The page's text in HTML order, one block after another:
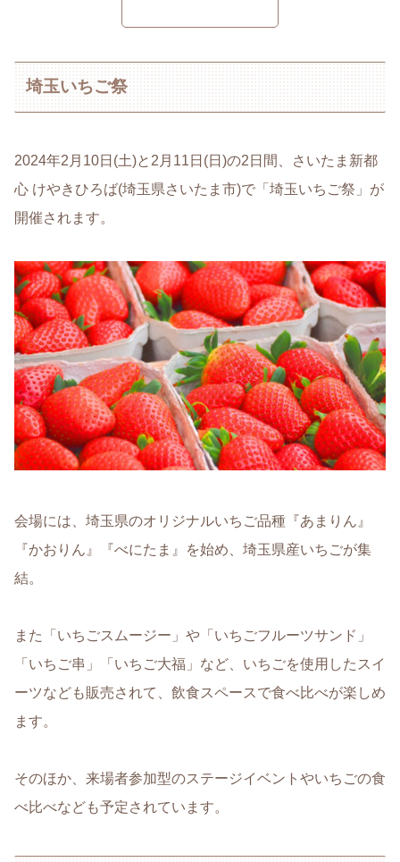
埼玉いちご祭
2024年2月10日(土)と2月11日(日)の2日間、さいたま新都
心 けやきひろば(埼玉県さいたま市)で「埼玉いちご祭」が
開催されます。
会場には、埼玉県のオリジナルいちご品種『あまりん』
『かおりん』『べにたま』を始め、埼玉県産いちごが集
結。
また「いちごスムージー」や「いちごフルーツサンド」
「いちご串」「いちご大福」など、いちごを使用したスイ
ーツなども販売されて、飲食スペースで食べ比べが楽しめ
ます。
そのほか、来場者参加型のステージイベントやいちごの食
べ比べなども予定されています。